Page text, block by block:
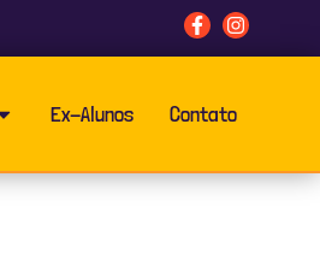
Ex-Alunos Contato